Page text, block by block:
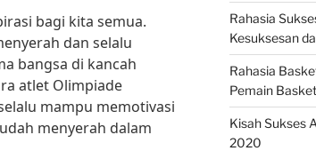
bagi kita semua.
dan selalu
bangsa di kancah
atlet Olimpiade
mampu memotivasi
menyerah dalam
Rahasia
Kesuksesan
Rahasia
Pemain
Kisah Sukses
2020